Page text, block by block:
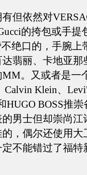
依然对
的挎包或手提
绝口的，手腕上
翡丽、卡地亚那
。又或者是一
Calvin Klein、
HUGO BOSS推
男士但却崇尚江
，偶尔还使用大
不能错过了福特